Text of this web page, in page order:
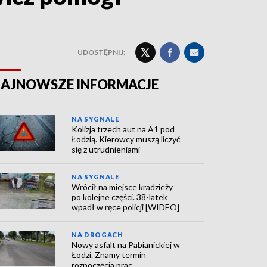
UDOSTĘPNIJ:
INFORMACJE
NA SYGNALE
Kolizja trzech aut na A1 pod
Łodzią. Kierowcy muszą liczyć
się z utrudnieniami
NA SYGNALE
Wrócił na miejsce kradzieży
po kolejne części. 38-latek
wpadł w ręce policji [WIDEO]
NA DROGACH
Nowy asfalt na Pabianickiej w
Łodzi. Znamy termin
rozpoczęcia prac